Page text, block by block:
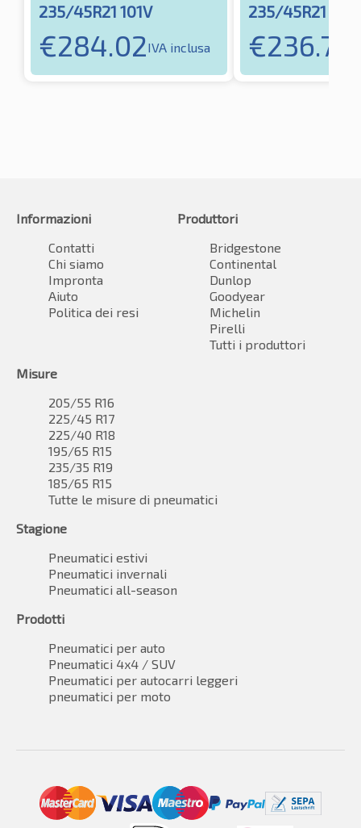
235/45R21 101V
€284.02 IVA inclusa
235/45R21 101V
€236.79
Informazioni
Contatti
Chi siamo
Impronta
Aiuto
Politica dei resi
Produttori
Bridgestone
Continental
Dunlop
Goodyear
Michelin
Pirelli
Tutti i produttori
Misure
205/55 R16
225/45 R17
225/40 R18
195/65 R15
235/35 R19
185/65 R15
Tutte le misure di pneumatici
Stagione
Pneumatici estivi
Pneumatici invernali
Pneumatici all-season
Prodotti
Pneumatici per auto
Pneumatici 4x4 / SUV
Pneumatici per autocarri leggeri
pneumatici per moto